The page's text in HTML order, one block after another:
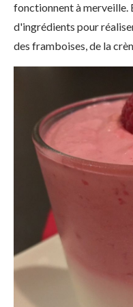
fonctionnent à merveille.
d'ingrédients pour
des framboises, de la